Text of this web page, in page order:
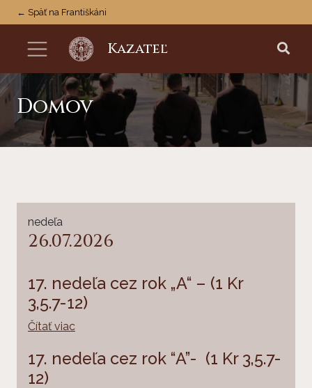
← Späť na Františkáni
Kazateľ
Domov
nedeľa
26.07.2026
17. nedeľa cez rok „A“ – (1 Kr
3,5.7-12)
Čítať viac
17. nedeľa cez rok “A”- (1 Kr 3,5.7-
12)